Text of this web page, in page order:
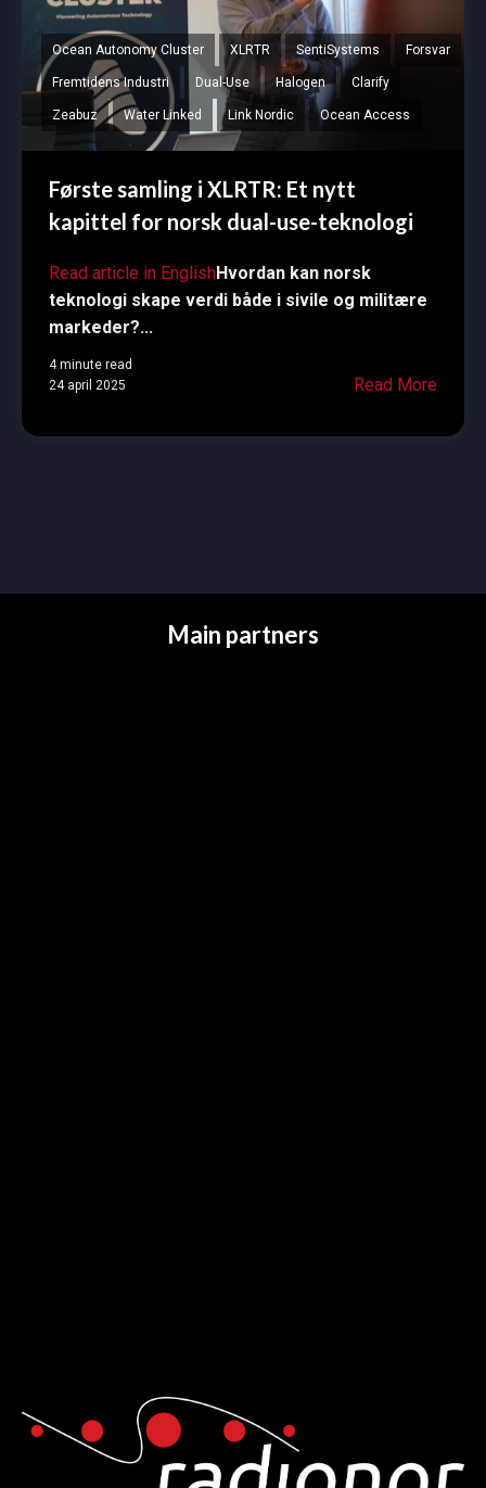
Ocean Autonomy Cluster XLRTR SentiSystems Forsvar
Fremtidens Industri Dual-Use Halogen Clarify
Zeabuz Water Linked Link Nordic Ocean Access
Første samling i XLRTR: Et nytt
kapittel for norsk dual-use-teknologi
Read article in English Hvordan kan norsk
teknologi skape verdi både i sivile og militære
markeder?...
4 minute read
24 april 2025
Read More
Main partners